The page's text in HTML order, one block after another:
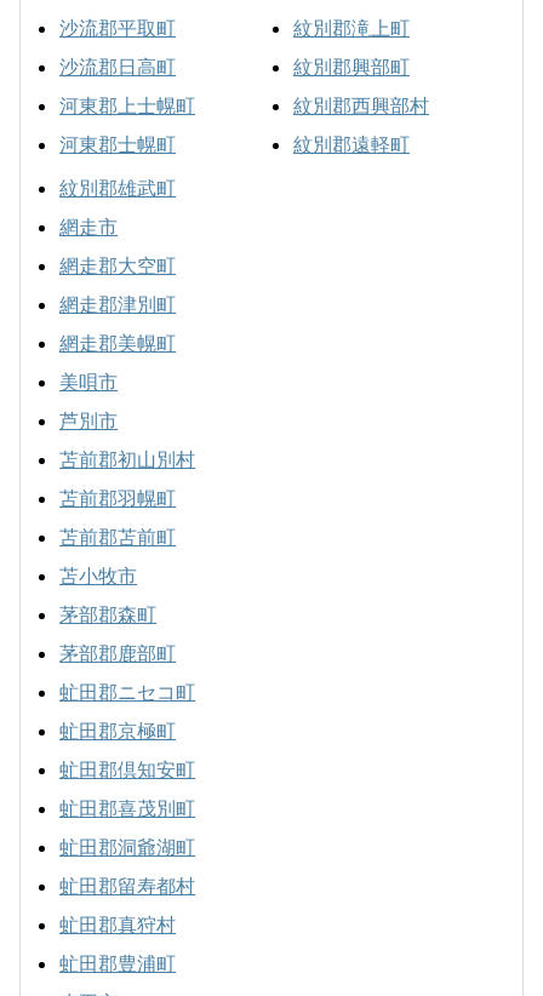
沙流郡平取町
沙流郡日高町
河東郡上士幌町
河東郡士幌町
紋別郡滝上町
紋別郡興部町
紋別郡西興部村
紋別郡遠軽町
紋別郡雄武町
網走市
網走郡大空町
網走郡津別町
網走郡美幌町
美唄市
芦別市
苫前郡初山別村
苫前郡羽幌町
苫前郡苫前町
苫小牧市
茅部郡森町
茅部郡鹿部町
虻田郡ニセコ町
虻田郡京極町
虻田郡倶知安町
虻田郡喜茂別町
虻田郡洞爺湖町
虻田郡留寿都村
虻田郡真狩村
虻田郡豊浦町